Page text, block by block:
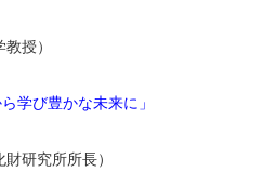
授）
ら学び豊かな未来に」
財研究所所長）